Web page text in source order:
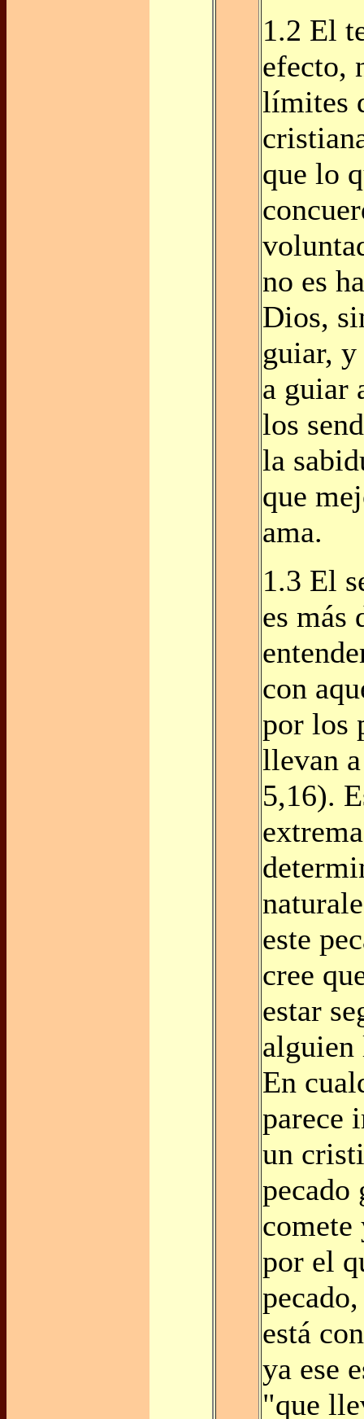
1.2 El
efecto,
límites
que lo
no es
Dios,
guiar, y
a guiar
los
la
que
ama.
1.3 El
es
con
por los
llevan
5,16).
este
cree
estar
alguien
En
parece
un
pecado
comete
por el
está
ya ese
"que